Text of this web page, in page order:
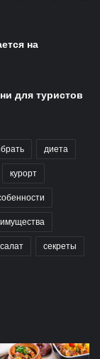
на
для туристов
диета
курорт
салат секреты